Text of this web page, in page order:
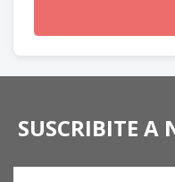
SUSCRIBITE A